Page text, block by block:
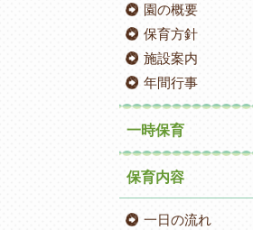
園の概要
保育方針
施設案内
年間行事
一時保育
保育内容
一日の流れ